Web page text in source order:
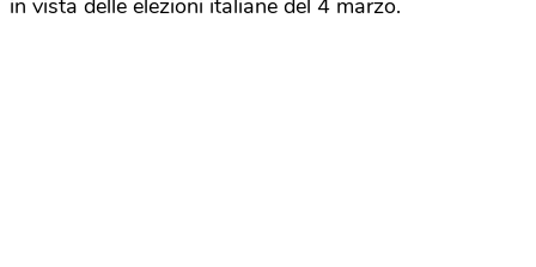
in vista delle elezioni italiane del 4 marzo.